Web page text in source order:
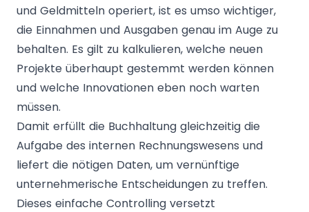
und Geldmitteln operiert, ist es umso wichtiger,
die Einnahmen und Ausgaben genau im Auge zu
behalten. Es gilt zu kalkulieren, welche neuen
Projekte überhaupt gestemmt werden können
und welche Innovationen eben noch warten
müssen.
Damit erfüllt die Buchhaltung gleichzeitig die
Aufgabe des internen Rechnungswesens und
liefert die nötigen Daten, um vernünftige
unternehmerische Entscheidungen zu treffen.
Dieses einfache Controlling versetzt